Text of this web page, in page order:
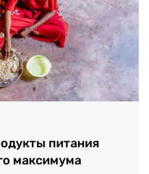
питания
максимума